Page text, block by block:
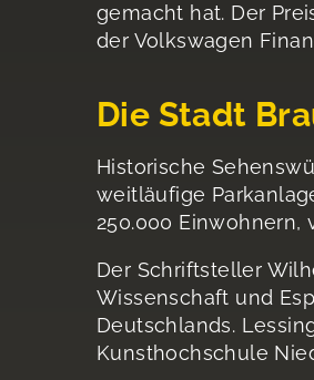
gemacht hat. Der
der Volkswagen
Die Stadt
Historische
weitläufige
250.000 Einwohnern,
Der Schriftsteller
Wissenschaft und
Deutschlands.
Kunsthochschule